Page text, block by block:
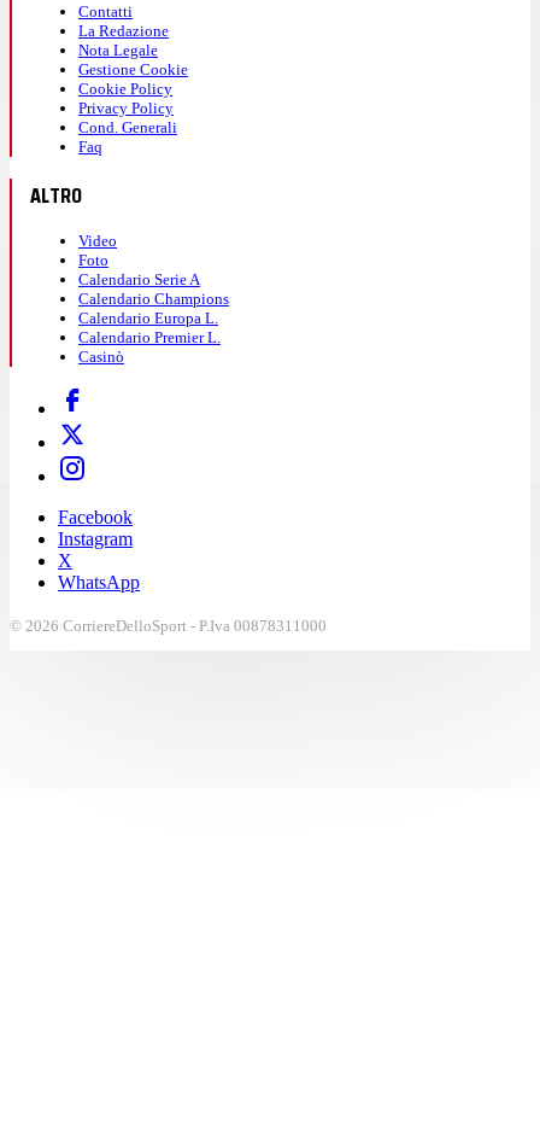
Contatti
La Redazione
Nota Legale
Gestione Cookie
Cookie Policy
Privacy Policy
Cond. Generali
Faq
ALTRO
Video
Foto
Calendario Serie A
Calendario Champions
Calendario Europa L.
Calendario Premier L.
Casinò
Facebook
Instagram
X
WhatsApp
© 2026 CorriereDelloSport - P.Iva 00878311000